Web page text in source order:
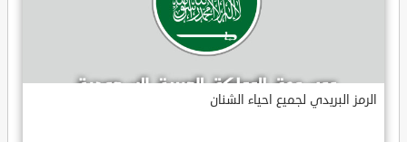
الرمز البريدي لجميع احياء الشنان